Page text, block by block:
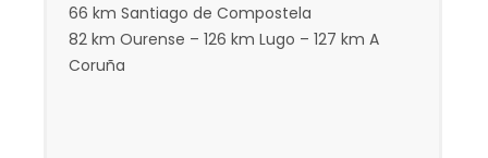
66 km Santiago de Compostela
82 km Ourense – 126 km Lugo – 127 km A
Coruña